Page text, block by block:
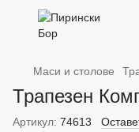
Маси и столове
Трапезен
Артикул: 74613